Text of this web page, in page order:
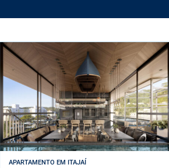
APARTAMENTO EM ITAJAÍ